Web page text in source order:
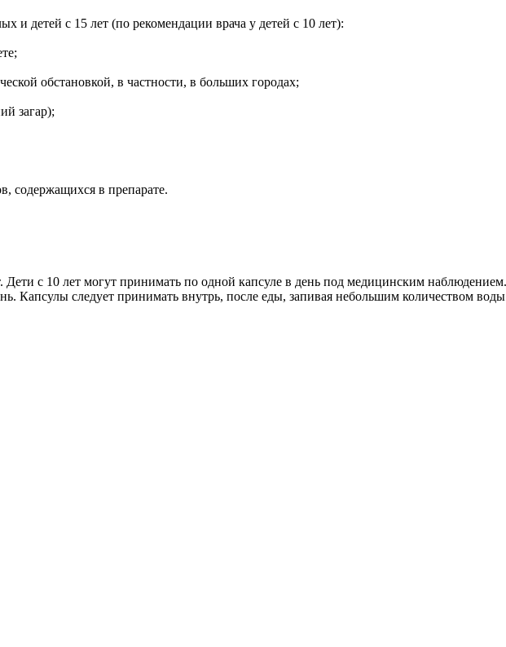
детей с 15 лет (по рекомендации врача у детей с 10 лет):
обстановкой, в частности, в больших городах;
загар);
содержащихся в препарате.
с 10 лет могут принимать по одной капсуле в день под медицинским наблюдением.
Капсулы следует принимать внутрь, после еды, запивая небольшим количеством